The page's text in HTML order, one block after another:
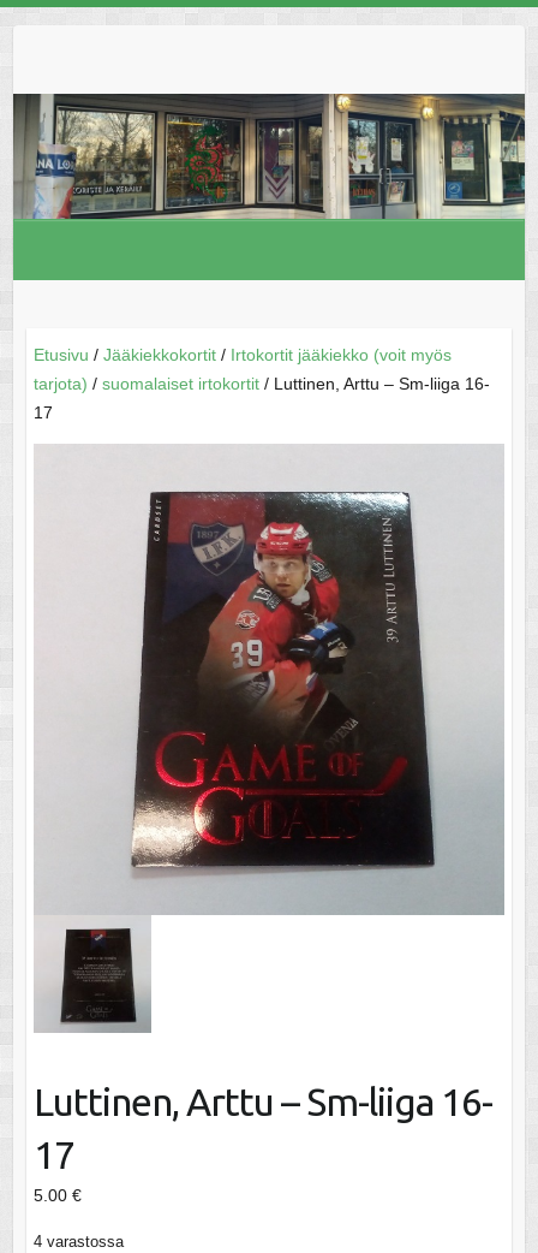
Etusivu / Jääkiekkokortit/ Irtokortit jääkiekko (voit myös
tarjota) / suomalaiset irtokortit/ Luttinen, Arttu – Sm-liiga 16-
17
Luttinen, Arttu – Sm-liiga 16-
17
5.00 €
4 varastossa